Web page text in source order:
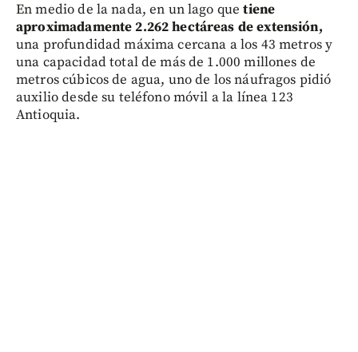
En medio de la nada, en un lago quetiene
aproximadamente 2.262 hectáreas de extensión,
una profundidad máxima cercana a los 43 metros y
una capacidad total de más de 1.000 millones de
metros cúbicos de agua, uno de los náufragos pidió
auxilio desde su teléfono móvil a la línea 123
Antioquia.